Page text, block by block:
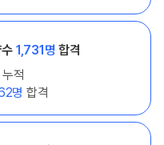
1,731명 합격
적
명 합격